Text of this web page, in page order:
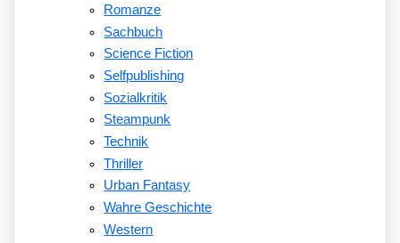
Romanze
Sachbuch
Science Fiction
Selfpublishing
Sozialkritik
Steampunk
Technik
Thriller
Urban Fantasy
Wahre Geschichte
Western